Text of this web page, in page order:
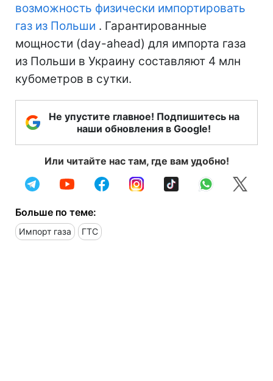
возможность физически импортировать
газ из Польши . Гарантированные
мощности (day-ahead) для импорта газа
из Польши в Украину составляют 4 млн
кубометров в сутки.
Не упустите главное! Подпишитесь на
наши обновления в Google!
Или читайте нас там, где вам удобно!
Больше по теме:
Импорт газа ГТС